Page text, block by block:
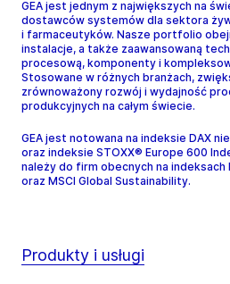
GEA jest jednym z największych na
dostawców systemów dla sektora
i farmaceutyków. Nasze portfolio
instalacje, a także zaawansowaną
procesową, komponenty i
Stosowane w różnych branżach,
zrównoważony rozwój i wydajność
produkcyjnych na całym świecie.
GEA jest notowana na indeksie DAX
oraz indeksie STOXX® Europe 600
należy do firm obecnych na indeksach
oraz MSCI Global Sustainability.
Produkty i usługi